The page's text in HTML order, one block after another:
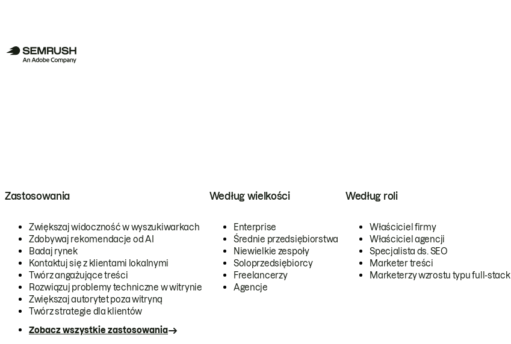
Zastosowania
Zwiększaj widoczność w wyszukiwarkach
Zdobywaj rekomendacje od AI
Badaj rynek
Kontaktuj się z klientami lokalnymi
Twórz angażujące treści
Rozwiązuj problemy techniczne w witrynie
Zwiększaj autorytet poza witryną
Twórz strategie dla klientów
Zobacz wszystkie zastosowania
Według wielkości
Enterprise
Średnie przedsiębiorstwa
Niewielkie zespoły
Soloprzedsiębiorcy
Freelancerzy
Agencje
Według roli
Właściciel firmy
Właściciel agencji
Specjalista ds. SEO
Marketer treści
Marketerzy wzrostu typu full-stack